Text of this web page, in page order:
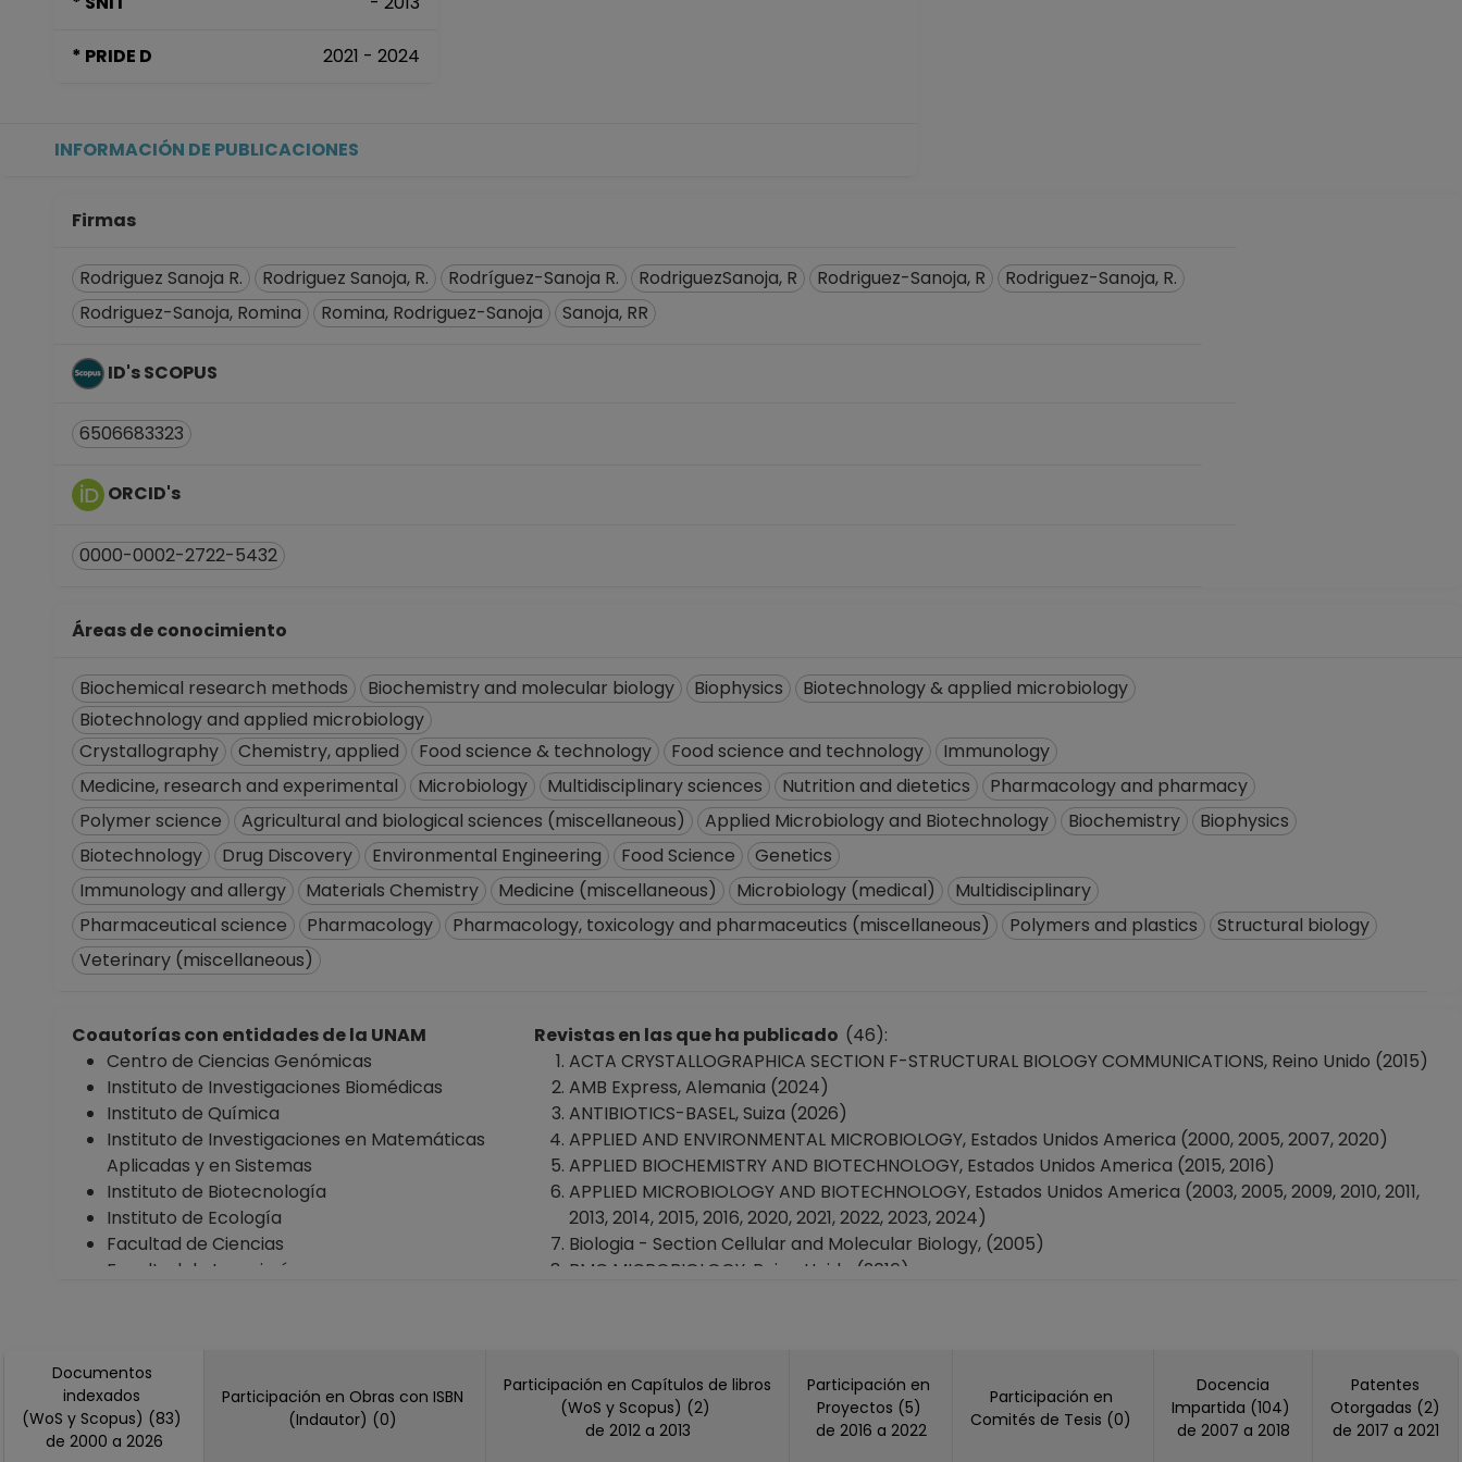
* PRIDE D 2021 - 2024
INFORMACIÓN DE PUBLICACIONES
Firmas
Rodriguez Sanoja R. Rodriguez Sanoja, R. Rodríguez-Sanoja R. RodriguezSanoja, R Rodriguez-Sanoja, R
Rodriguez-Sanoja, R.
Rodriguez-Sanoja, Romina
Romina, Rodriguez-Sanoja Sanoja, RR
ID's SCOPUS
6506683323
ORCID's
0000-0002-2722-5432
Áreas de conocimiento
Biochemical research methods Biochemistry and molecular biology Biophysics
Biotechnology & applied microbiology
Biotechnology and applied microbiology
Crystallography
Chemistry, applied Food science & technology Food science and technology
Immunology
Medicine, research and experimental
Microbiology Multidisciplinary sciences Nutrition and dietetics
Pharmacology and pharmacy
Polymer science
Agricultural and biological sciences (miscellaneous) Applied Microbiology and Biotechnology Biochemistry
Biophysics
Biotechnology
Drug Discovery Environmental Engineering Food Science
Genetics
Immunology and allergy
Materials Chemistry Medicine (miscellaneous) Microbiology (medical)
Multidisciplinary
Pharmaceutical science
Pharmacology Pharmacology, toxicology and pharmaceutics (miscellaneous) Polymers and plastics
Structural biology
Veterinary (miscellaneous)
Coautorías con entidades de la UNAM
Centro de Ciencias Genómicas
Instituto de Investigaciones Biomédicas
Instituto de Química
Instituto de Investigaciones en Matemáticas
Aplicadas y en Sistemas
Instituto de Biotecnología
Instituto de Ecología
Facultad de Ciencias
Facultad de Ingeniería
Facultad de Estudios Superiores "Cuautitlán"
Escuela Nacional Preparatoria Plantel 2
"Erasmo Castellanos Quinto"
Escuela Nacional Preparatoria Plantel 7
Revistas en las que ha publicado (46):
ACTA CRYSTALLOGRAPHICA SECTION F-STRUCTURAL BIOLOGY COMMUNICATIONS, Reino Unido (2015)
AMB Express, Alemania (2024)
ANTIBIOTICS-BASEL, Suiza (2026)
APPLIED AND ENVIRONMENTAL MICROBIOLOGY, Estados Unidos America (2000, 2005, 2007, 2020)
APPLIED BIOCHEMISTRY AND BIOTECHNOLOGY, Estados Unidos America (2015, 2016)
APPLIED MICROBIOLOGY AND BIOTECHNOLOGY, Estados Unidos America (2003, 2005, 2009, 2010, 2011,
2013, 2014, 2015, 2016, 2020, 2021, 2022, 2023, 2024)
Biologia - Section Cellular and Molecular Biology, (2005)
BMC MICROBIOLOGY, Reino Unido (2016)
CRITICAL REVIEWS IN FOOD SCIENCE AND NUTRITION, Estados Unidos America (2020)
CRITICAL REVIEWS IN MICROBIOLOGY, Estados Unidos America (2010)
CURRENT OPINION IN MICROBIOLOGY, Reino Unido (2005)
Documentos
indexados
(WoS y Scopus) (83)
de 2000 a 2026
Participación en Obras con ISBN
(Indautor) (0)
Participación en Capítulos de libros
(WoS y Scopus) (2)
de 2012 a 2013
Participación en
Proyectos (5)
de 2016 a 2022
Participación en
Comités de Tesis (0)
Docencia
Impartida (104)
de 2007 a 2018
Patentes
Otorgadas (2)
de 2017 a 2021